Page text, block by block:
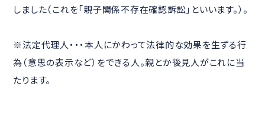
しました（これを「親子関係不存在確認訴訟」といいます。）。
※法定代理人・・・本人にかわって法律的な効果を生ずる行
為（意思の表示など）をできる人。親とか後見人がこれに当
たります。